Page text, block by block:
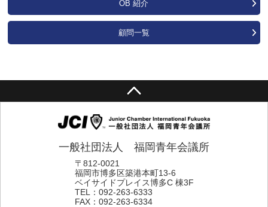
OB 紹介
顧問一覧
一般社団法人 福岡青年会議所
〒812-0021
福岡市博多区築港本町13-6
ベイサイドプレイス博多C 棟3F
TEL： 092-263-6333
FAX： 092-263-6334